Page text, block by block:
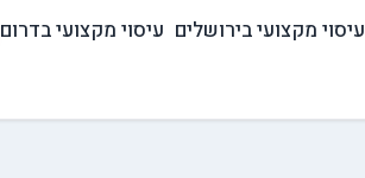
עיסוי מקצועי בירושלים עיסוי מקצועי בדרום